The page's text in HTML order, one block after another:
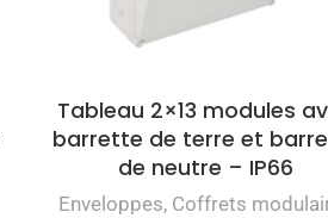
Tableau 2×13 modules
barrette de terre et
de neutre – IP66
Enveloppes, Coffrets